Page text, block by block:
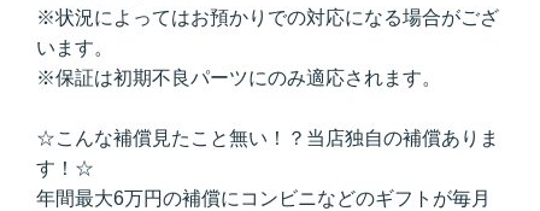
※状況によってはお預かりでの対応になる場合がござ
います。
※保証は初期不良パーツにのみ適応されます。
☆こんな補償見たこと無い！？当店独自の補償ありま
す！☆
年間最大6万円の補償にコンビニなどのギフトが毎月